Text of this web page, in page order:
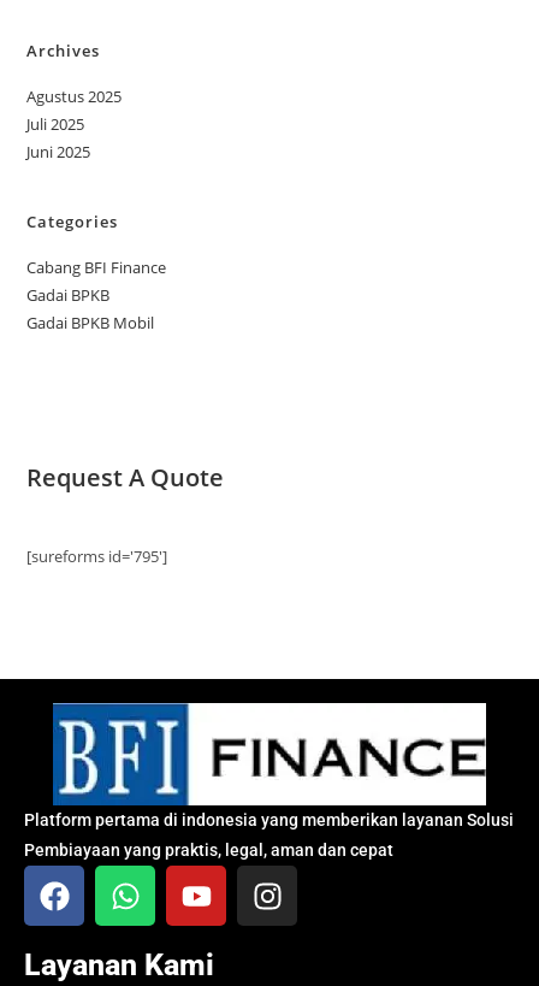
Archives
Agustus 2025
Juli 2025
Juni 2025
Categories
Cabang BFI Finance
Gadai BPKB
Gadai BPKB Mobil
Request A Quote
[sureforms id='795']
Platform pertama di indonesia yang memberikan layanan Solusi
Pembiayaan yang praktis, legal, aman dan cepat
Layanan Kami